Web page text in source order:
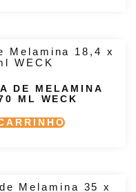
DE MELAMINA
ML WECK